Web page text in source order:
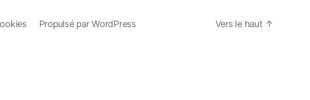
Propulsé par WordPress Vers le haut ↑